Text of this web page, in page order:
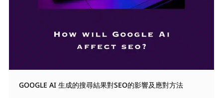
GOOGLE AI 生成的搜尋結果對SEO的影響及應對方法